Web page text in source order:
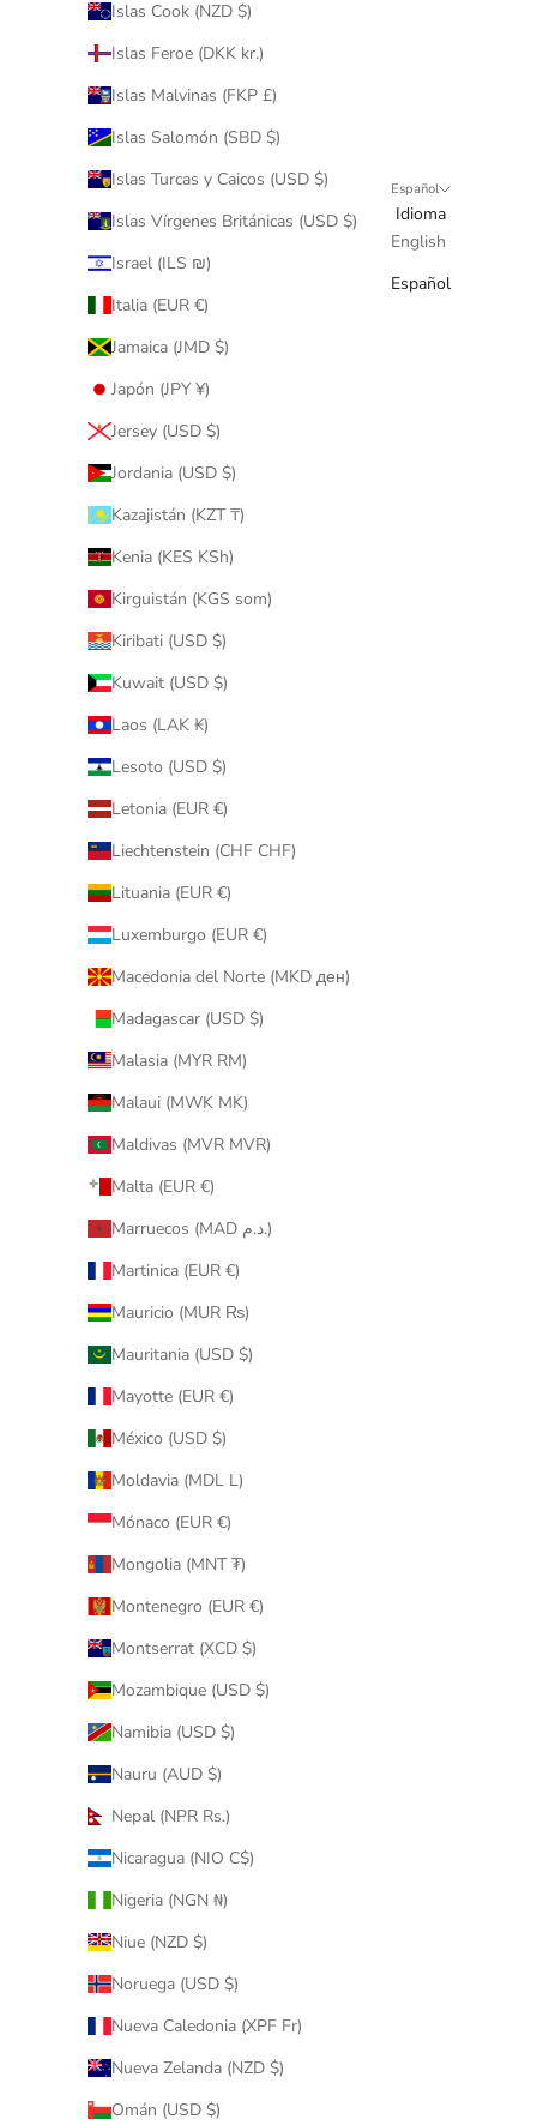
Islas Cook (NZD $)
Islas Feroe (DKK kr.)
Islas Malvinas (FKP £)
Islas Salomón (SBD $)
Islas Turcas y Caicos (USD $)
Islas Vírgenes Británicas (USD $)
Israel (ILS ₪)
Italia (EUR €)
Jamaica (JMD $)
Japón (JPY ¥)
Jersey (USD $)
Jordania (USD $)
Kazajistán (KZT ₸)
Kenia (KES KSh)
Kirguistán (KGS som)
Kiribati (USD $)
Kuwait (USD $)
Laos (LAK ₭)
Lesoto (USD $)
Letonia (EUR €)
Liechtenstein (CHF CHF)
Lituania (EUR €)
Luxemburgo (EUR €)
Macedonia del Norte (MKD ден)
Madagascar (USD $)
Malasia (MYR RM)
Malaui (MWK MK)
Maldivas (MVR MVR)
Malta (EUR €)
Marruecos (MAD د.م.)
Martinica (EUR €)
Mauricio (MUR ₨)
Mauritania (USD $)
Mayotte (EUR €)
México (USD $)
Moldavia (MDL L)
Mónaco (EUR €)
Mongolia (MNT ₮)
Montenegro (EUR €)
Montserrat (XCD $)
Mozambique (USD $)
Namibia (USD $)
Nauru (AUD $)
Nepal (NPR Rs.)
Nicaragua (NIO C$)
Nigeria (NGN ₦)
Niue (NZD $)
Noruega (USD $)
Nueva Caledonia (XPF Fr)
Nueva Zelanda (NZD $)
Omán (USD $)
Español
Idioma
English
Español